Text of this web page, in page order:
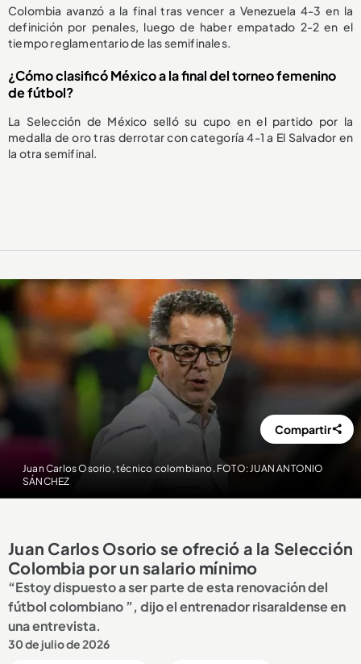
Colombia avanzó a la final tras vencer a Venezuela 4-3 en la
definición por penales, luego de haber empatado 2-2 en el
tiempo reglamentario de las semifinales.
¿Cómo clasificó México a la final del torneo femenino
de fútbol?
La Selección de México selló su cupo en el partido por la
medalla de oro tras derrotar con categoría 4-1 a El Salvador en
la otra semifinal.
Juan Carlos Osorio, técnico colombiano. FOTO: JUAN ANTONIO
SÁNCHEZ
Compartir
Juan Carlos Osorio se ofreció a la Selección
Colombia por un salario mínimo
“Estoy dispuesto a ser parte de esta renovación del
fútbol colombiano ”, dijo el entrenador risaraldense en
una entrevista.
30 de julio de 2026